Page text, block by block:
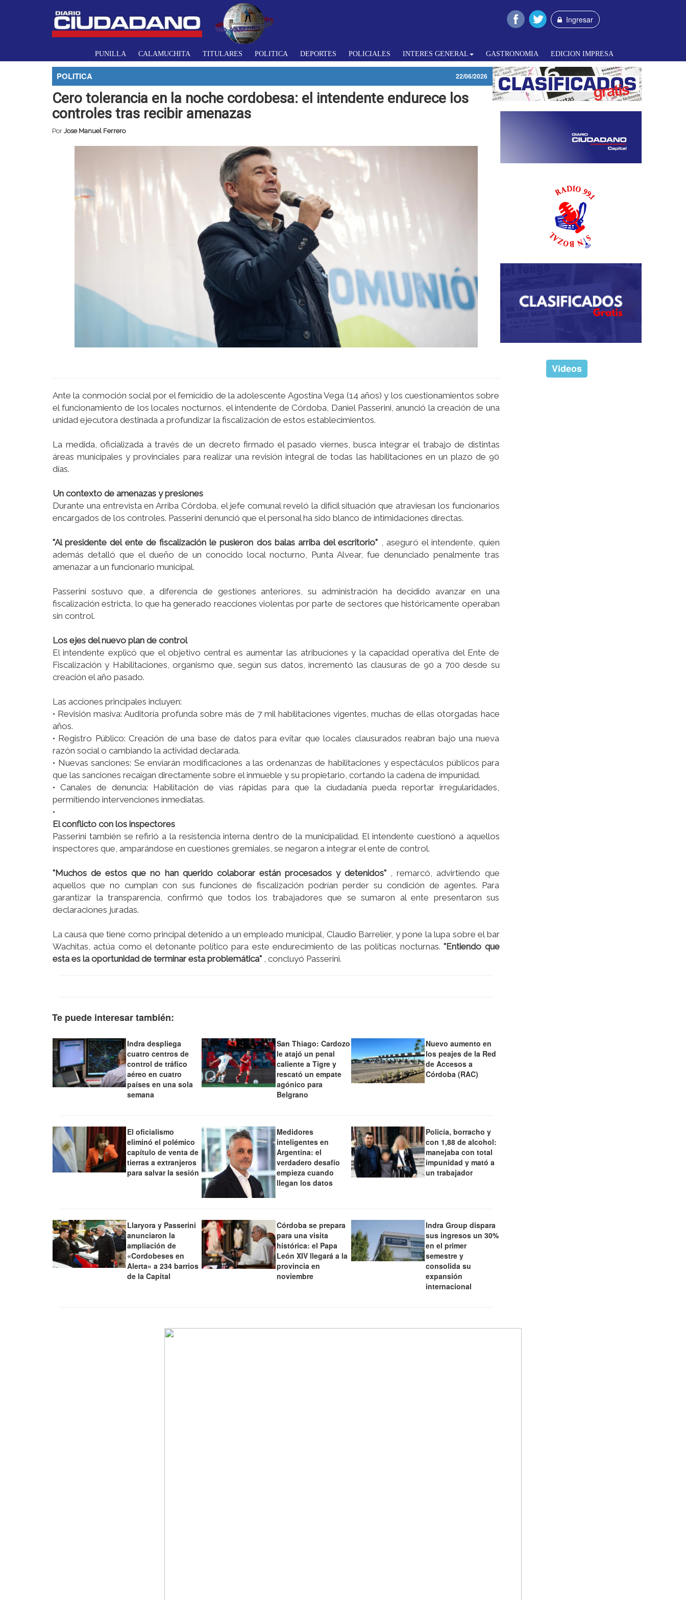
Ingresar
PUNILLA CALAMUCHITA TITULARES POLITICA DEPORTES POLICIALES INTERES GENERAL GASTRONOMIA EDICION IMPRESA
POLITICA 22/06/2026
Cero tolerancia en la noche cordobesa: el intendente endurece los
controles tras recibir amenazas
Por Jose Manuel Ferrero
Ante la conmoción social por el femicidio de la adolescente Agostina Vega (14 años) y los cuestionamientos sobre
el funcionamiento de los locales nocturnos, el intendente de Córdoba, Daniel Passerini, anunció la creación de una
unidad ejecutora destinada a profundizar la fiscalización de estos establecimientos.
La medida, oficializada a través de un decreto firmado el pasado viernes, busca integrar el trabajo de distintas
áreas municipales y provinciales para realizar una revisión integral de todas las habilitaciones en un plazo de 90
días.
Un contexto de amenazas y presiones
Durante una entrevista en Arriba Córdoba, el jefe comunal reveló la difícil situación que atraviesan los funcionarios
encargados de los controles. Passerini denunció que el personal ha sido blanco de intimidaciones directas.
"Al presidente del ente de fiscalización le pusieron dos balas arriba del escritorio"
, aseguró el intendente, quien
además detalló que el dueño de un conocido local nocturno, Punta Alvear, fue denunciado penalmente tras
amenazar a un funcionario municipal.
Passerini sostuvo que, a diferencia de gestiones anteriores, su administración ha decidido avanzar en una
fiscalización estricta, lo que ha generado reacciones violentas por parte de sectores que históricamente operaban
sin control.
Los ejes del nuevo plan de control
El intendente explicó que el objetivo central es aumentar las atribuciones y la capacidad operativa del Ente de
Fiscalización y Habilitaciones, organismo que, según sus datos, incrementó las clausuras de 90 a 700 desde su
creación el año pasado.
Las acciones principales incluyen:
• Revisión masiva: Auditoría profunda sobre más de 7 mil habilitaciones vigentes, muchas de ellas otorgadas hace
años.
• Registro Público: Creación de una base de datos para evitar que locales clausurados reabran bajo una nueva
razón social o cambiando la actividad declarada.
• Nuevas sanciones: Se enviarán modificaciones a las ordenanzas de habilitaciones y espectáculos públicos para
que las sanciones recaigan directamente sobre el inmueble y su propietario, cortando la cadena de impunidad.
• Canales de denuncia: Habilitación de vías rápidas para que la ciudadanía pueda reportar irregularidades,
permitiendo intervenciones inmediatas.
•
El conflicto con los inspectores
Passerini también se refirió a la resistencia interna dentro de la municipalidad. El intendente cuestionó a aquellos
inspectores que, amparándose en cuestiones gremiales, se negaron a integrar el ente de control.
"Muchos de estos que no han querido colaborar están procesados y detenidos"
, remarcó, advirtiendo que
aquellos que no cumplan con sus funciones de fiscalización podrían perder su condición de agentes. Para
garantizar la transparencia, confirmó que todos los trabajadores que se sumaron al ente presentaron sus
declaraciones juradas.
La causa que tiene como principal detenido a un empleado municipal, Claudio Barrelier, y pone la lupa sobre el bar
Wachitas, actúa como el detonante político para este endurecimiento de las políticas nocturnas."Entiendo que
esta es la oportunidad de terminar esta problemática" , concluyó Passerini.
Te puede interesar también:
Indra despliega
cuatro centros de
control de tráfico
aéreo en cuatro
países en una sola
semana
San Thiago: Cardozo
le atajó un penal
caliente a Tigre y
rescató un empate
agónico para
Belgrano
Nuevo aumento en
los peajes de la Red
de Accesos a
Córdoba (RAC)
El oficialismo
eliminó el polémico
capítulo de venta de
tierras a extranjeros
para salvar la sesión
Medidores
inteligentes en
Argentina: el
verdadero desafío
empieza cuando
llegan los datos
Policía, borracho y
con 1,88 de alcohol:
manejaba con total
impunidad y mató a
un trabajador
Llaryora y Passerini
anunciaron la
ampliación de
«Cordobeses en
Alerta» a 234 barrios
de la Capital
Córdoba se prepara
para una visita
histórica: el Papa
León XIV llegará a la
provincia en
noviembre
Indra Group dispara
sus ingresos un 30%
en el primer
semestre y
consolida su
expansión
internacional
Videos